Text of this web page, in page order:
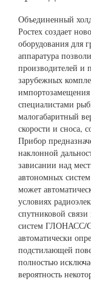
Объединенный
Ростех создает
оборудования для
аппаратура
производителей и
зарубежных
специалистами
малогабаритный
скорости и
Прибор
наклонной
зависании над
автономных
может
условиях
спутниковой
систем ГЛОНАСС/
автоматически
подстилающей
полностью
вероятность